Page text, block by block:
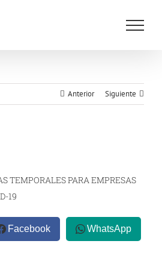
Anterior Siguiente
TEMPORALES PARA EMPRESAS
19
Facebook WhatsApp